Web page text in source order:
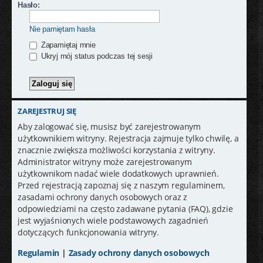
Hasło:
Nie pamiętam hasła
Zapamiętaj mnie
Ukryj mój status podczas tej sesji
ZAREJESTRUJ SIĘ
Aby zalogować się, musisz być zarejestrowanym
użytkownikiem witryny. Rejestracja zajmuje tylko chwilę, a
znacznie zwiększa możliwości korzystania z witryny.
Administrator witryny może zarejestrowanym
użytkownikom nadać wiele dodatkowych uprawnień.
Przed rejestracją zapoznaj się z naszym regulaminem,
zasadami ochrony danych osobowych oraz z
odpowiedziami na często zadawane pytania (FAQ), gdzie
jest wyjaśnionych wiele podstawowych zagadnień
dotyczących funkcjonowania witryny.
Regulamin | Zasady ochrony danych osobowych